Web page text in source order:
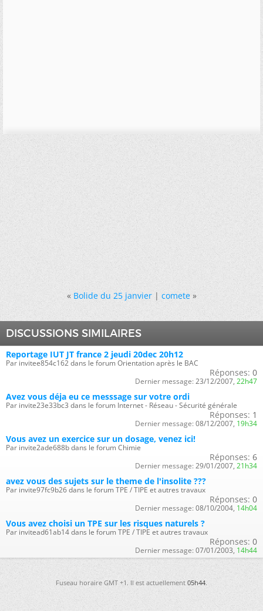
« Bolide du 25 janvier|comete »
DISCUSSIONS SIMILAIRES
Reportage IUT JT france 2 jeudi 20dec 20h12
Par invitee854c162 dans le forum Orientation après le BAC
Réponses: 0
Dernier message: 23/12/2007, 22h47
Avez vous déja eu ce messsage sur votre ordi
Par invite23e33bc3 dans le forum Internet - Réseau - Sécurité générale
Réponses: 1
Dernier message: 08/12/2007, 19h34
Vous avez un exercice sur un dosage, venez ici!
Par invite2ade688b dans le forum Chimie
Réponses: 6
Dernier message: 29/01/2007, 21h34
avez vous des sujets sur le theme de l'insolite ???
Par invite97fc9b26 dans le forum TPE / TIPE et autres travaux
Réponses: 0
Dernier message: 08/10/2004, 14h04
Vous avez choisi un TPE sur les risques naturels ?
Par invitead61ab14 dans le forum TPE / TIPE et autres travaux
Réponses: 0
Dernier message: 07/01/2003, 14h44
Fuseau horaire GMT +1. Il est actuellement05h44.